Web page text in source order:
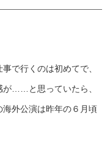
で行くのは初めてで、
が……と思っていたら、
外公演は昨年の６月頃